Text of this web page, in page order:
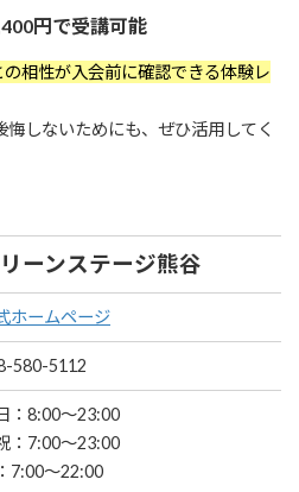
円で受講可能
相性が入会前に確認できる体験レ
悔しないためにも、ぜひ活用してく
ーンステージ熊谷
ホームページ
580-5112
：8:00～23:00
：7:00～23:00
7:00～22:00